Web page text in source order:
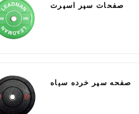
صفحات سپر اسپرت
صفحه سپر خرده سیاه